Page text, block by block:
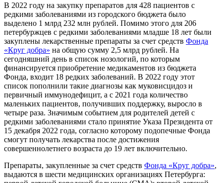
В 2022 году на закупку препаратов для 428 пациентов с
редкими заболеваниями из городского бюджета было
выделено 1 млрд 232 млн рублей. Помимо этого для 206
петербуржцев с редкими заболеваниями младше 18 лет были
закуплены лекарственные препараты за счет средств Фонда
«Круг добра» на общую сумму 2,5 млрд рублей. На
сегодняшний день в список нозологий, по которым
финансируется приобретение медикаментов из бюджета
Фонда, входит 18 редких заболеваний. В 2022 году этот
список пополнили такие диагнозы как муковисцидоз и
первичный иммунодефицит, а с 2021 года количество
маленьких пациентов, получивших поддержку, выросло в
четыре раза. Значимым событием для родителей детей с
редкими заболеваниями стало принятие Указа Президента от
15 декабря 2022 года, согласно которому подопечные Фонда
смогут получать лекарства после достижения
совершеннолетнего возраста до 19 лет включительно.
Препараты, закупленные за счет средств Фонда «Круг добра»,
выдаются в шести медицинских организациях Петербурга: